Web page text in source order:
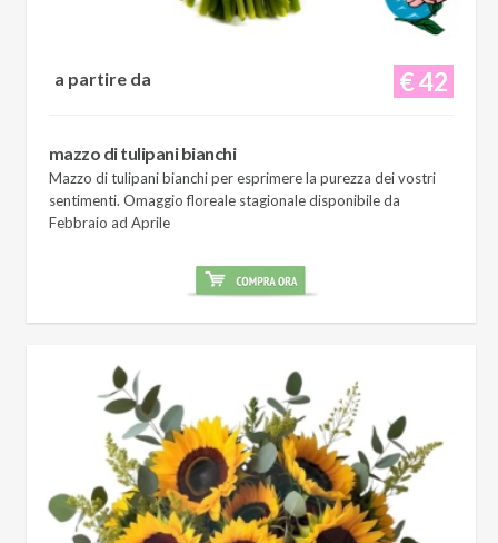
€ 42
a partire da
mazzo di tulipani bianchi
Mazzo di tulipani bianchi per esprimere la purezza dei vostri
sentimenti. Omaggio floreale stagionale disponibile da
Febbraio ad Aprile